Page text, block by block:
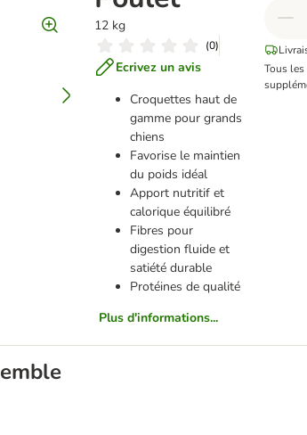
12 kg
(0)
Ecrivez un avis
Croquettes haut de
gamme pour grands
chiens
Favorise le maintien
du poids idéal
Apport nutritif et
calorique équilibré
Fibres pour
digestion fluide et
satiété durable
Protéines de qualité
Plus d'informations...
Tous les
mâcher pour grand chien (25-40 kg)